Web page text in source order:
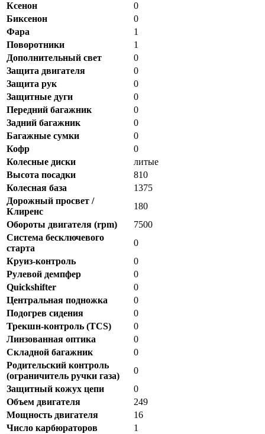
Ксенон
0
Биксенон
0
Фара
1
Поворотники
1
Дополнительный свет
0
Защита двигателя
0
Защита рук
0
Защитные дуги
0
Передний багажник
0
Задний багажник
0
Багажные сумки
0
Кофр
0
Колесные диски
литые
Высота посадки
810
Колесная база
1375
Дорожный просвет /
Клиренс
180
Обороты двигателя (rpm)
7500
Система бесключевого
старта
0
Круиз-контроль
0
Рулевой демпфер
0
Quickshifter
0
Центральная подножка
0
Подогрев сидения
0
Трекшн-контроль (TCS)
0
Линзованная оптика
0
Складной багажник
0
Родительский контроль
(ограничитель ручки газа)
0
Защитный кожух цепи
0
Объем двигателя
249
Мощность двигателя
16
Число карбюраторов
1